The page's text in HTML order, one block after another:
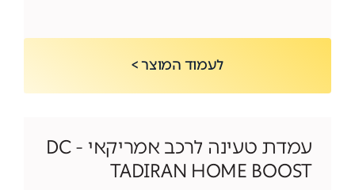
לעמוד המוצר >
עמדת טעינה לרכב אמריקאי DC -
TADIRAN HOME BOOST